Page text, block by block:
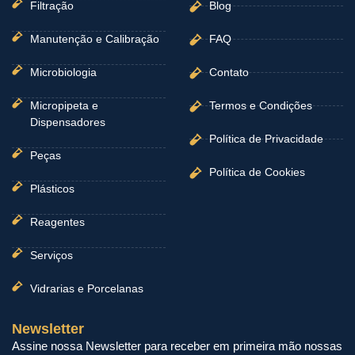
Filtração
Manutenção e Calibração
Microbiologia
Micropipeta e
Dispensadores
Peças
Plásticos
Reagentes
Serviços
Vidrarias e Porcelanas
Blog
FAQ
Contato
Termos e Condições
Política de Privacidade
Política de Cookies
Newsletter
Assine nossa Newsletter para receber em primeira mão nossas